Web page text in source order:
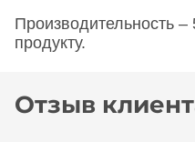
Производительность
продукту.
Отзыв